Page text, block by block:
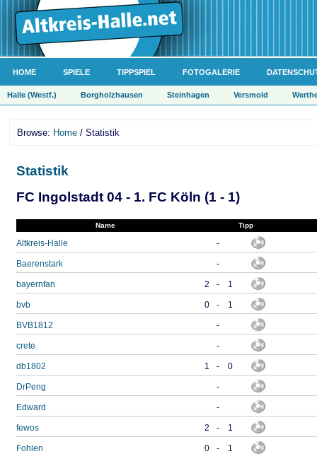
HOME SPIELE TIPPSPIEL FOTOGALERIE
Halle (Westf.) Borgholzhausen Steinhagen Versmold
Browse: Home / Statistik
Statistik
FC Ingolstadt 04 - 1. FC Köln (1 - 1)
Name Tipp
Altkreis-Halle -
Baerenstark -
bayernfan 2 - 1
bvb 0 - 1
BVB1812 -
crete -
db1802 1 - 0
DrPeng -
Edward -
fewos 2 - 1
Fohlen 0 - 1